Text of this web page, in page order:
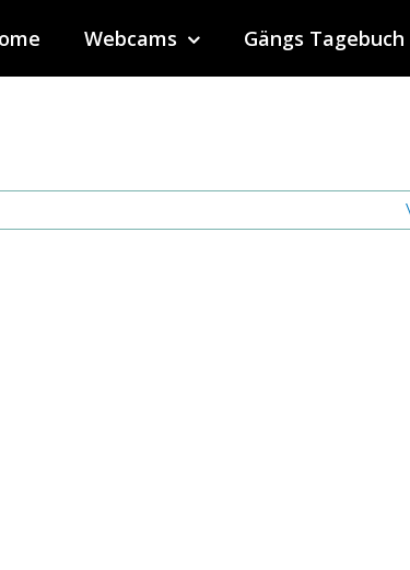
Webcams Gängs Tagebuch